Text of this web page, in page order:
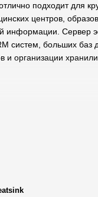
подходит для
центров,
информации. Сервер
систем, больших баз
и организации
с частотой 3,20 –
эффективную работу с
и скорость
SSD Enterprise-